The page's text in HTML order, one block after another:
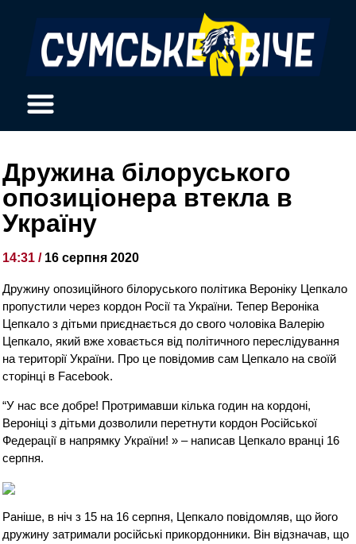
Дружина білоруського
опозиціонера втекла в
Україну
14:31 / 16 серпня 2020
Дружину опозиційного білоруського політика Вероніку Цепкало
пропустили через кордон Росії та України. Тепер Вероніка
Цепкало з дітьми приєднається до свого чоловіка Валерію
Цепкало, який вже ховається від політичного переслідування
на території України. Про це повідомив сам Цепкало на своїй
сторінці в Facebook.
“У нас все добре! Протримавши кілька годин на кордоні,
Вероніці з дітьми дозволили перетнути кордон Російської
Федерації в напрямку України! » – написав Цепкало вранці 16
серпня.
Раніше, в ніч з 15 на 16 серпня, Цепкало повідомляв, що його
дружину затримали російські прикордонники. Він відзначав, що